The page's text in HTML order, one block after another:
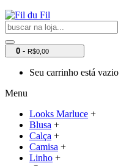
0 - R$0,00
Seu carrinho está vazio
Menu
Looks Marluce +
Blusa +
Calça +
Camisa +
Linho +